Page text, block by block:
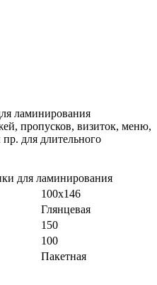
ламинирования
пропусков, визиток, меню,
для длительного
для ламинирования
100х146
Глянцевая
150
100
Пакетная